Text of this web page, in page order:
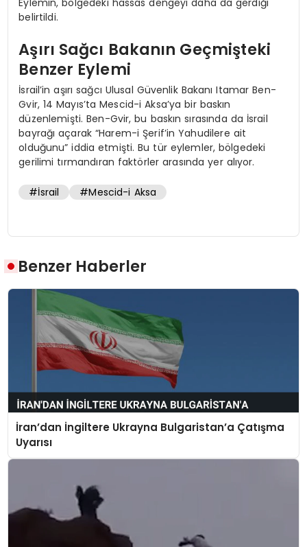
belirtildi.
Aşırı Sağcı Bakanın Geçmişteki
Benzer Eylemi
İsrail’in aşırı sağcı Ulusal Güvenlik Bakanı Itamar Ben-
Gvir, 14 Mayıs’ta Mescid-i Aksa’ya bir baskın
düzenlemişti. Ben-Gvir, bu baskın sırasında da İsrail
bayrağı açarak “Harem-i Şerif’in Yahudilere ait
olduğunu” iddia etmişti. Bu tür eylemler, bölgedeki
gerilimi tırmandıran faktörler arasında yer alıyor.
#İsrail #Mescid-i Aksa
Benzer Haberler
İran’dan İngiltere Ukrayna Bulgaristan’a Çatışma
Uyarısı